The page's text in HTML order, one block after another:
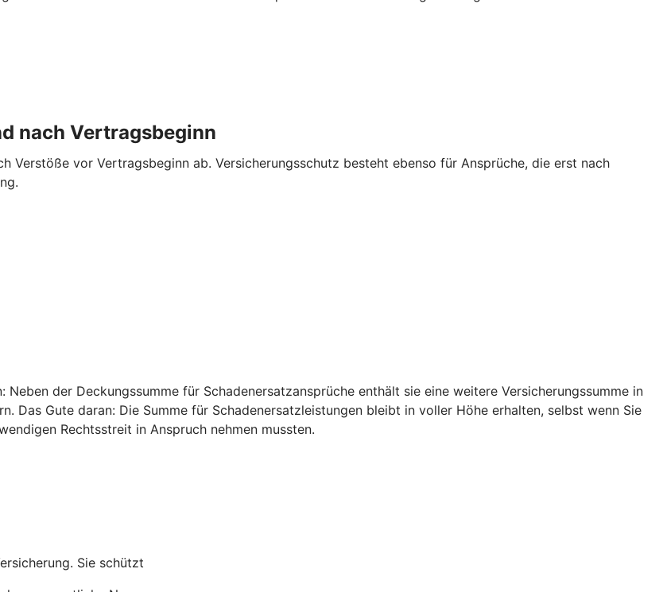
nach ­Vertragsbeginn
vor Vertragsbeginn ab. Versicherungsschutz besteht ebenso für Ansprüche, die erst nach
der Deckungssumme für Schadenersatzansprüche enthält sie eine weitere Versicherungssumme in
Das Gute daran: Die Summe für Schadenersatzleistungen bleibt in voller Höhe erhalten, selbst wenn Sie
Rechtsstreit in Anspruch nehmen mussten.
Sie schützt